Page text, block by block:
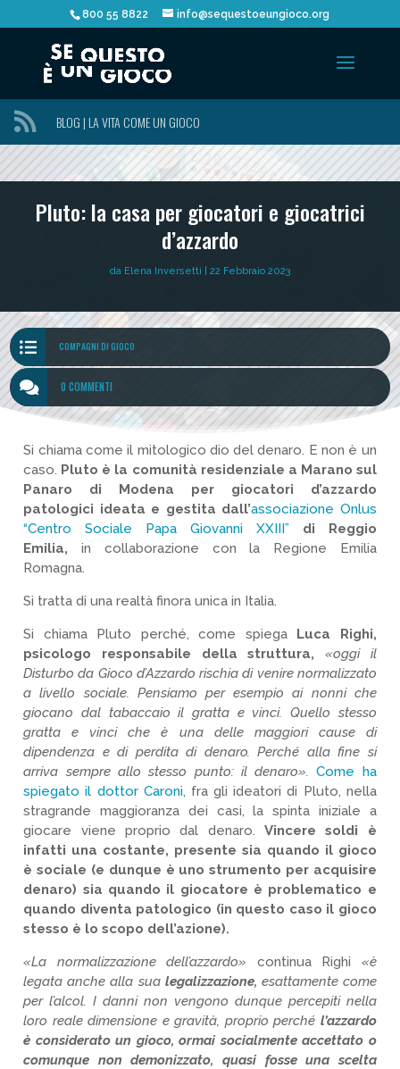
800 55 8822 info@sequestoeungioco.org
 BLOG | LA VITA COME UN GIOCO
Pluto: la casa per giocatori e giocatrici
d’azzardo
da Elena Inversetti 22 Febbraio 2023
 COMPAGNI DI GIOCO
 0 COMMENTI
Si chiama come il mitologico dio del denaro. E non è un
caso. Pluto è la comunità residenziale a Marano sul
Panaro di Modena per giocatori d’azzardo
patologici ideata e gestita dall’associazione Onlus
“Centro Sociale Papa Giovanni XXIII” di Reggio
Emilia, in collaborazione con la Regione Emilia
Romagna.
Si tratta di una realtà finora unica in Italia.
Si chiama Pluto perché, come spiega Luca Righi,
psicologo responsabile della struttura,
«oggi il
Disturbo da Gioco d’Azzardo rischia di venire normalizzato
a livello sociale. Pensiamo per esempio ai nonni che
giocano dal tabaccaio il gratta e vinci. Quello stesso
gratta e vinci che è una delle maggiori cause di
dipendenza e di perdita di denaro. Perché alla fine si
arriva sempre allo stesso punto: il denaro».Come ha
spiegato il dottor Caroni, fra gli ideatori di Pluto, nella
stragrande maggioranza dei casi, la spinta iniziale a
giocare viene proprio dal denaro.Vincere soldi è
infatti una costante, presente sia quando il gioco
è sociale (e dunque è uno strumento per acquisire
denaro) sia quando il giocatore è problematico e
quando diventa patologico (in questo caso il gioco
stesso è lo scopo dell’azione).
«La normalizzazione dell’azzardo» continua Righi «è
legata anche alla sua legalizzazione, esattamente come
per l’alcol. I danni non vengono dunque percepiti nella
loro reale dimensione e gravità, proprio perché l’azzardo
è considerato un gioco, ormai socialmente accettato o
comunque non demonizzato, quasi fosse una scelta